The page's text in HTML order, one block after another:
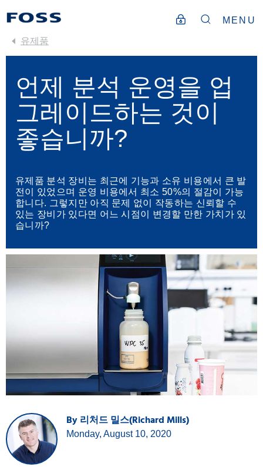
MENU
유제품
언제 분석 운영을 업
그레이드하는 것이
좋습니까?
유제품 분석 장비는 최근에 기능과 소유 비용에서 큰 발
전이 있었으며 운영 비용에서 최소 50%의 절감이 가능
합니다. 그렇지만 아직 문제 없이 작동하는 신뢰할 수
있는 장비가 있다면 어느 시점이 변경할 만한 가치가 있
습니까?
By 리처드 밀스(Richard Mills)
Monday, August 10, 2020